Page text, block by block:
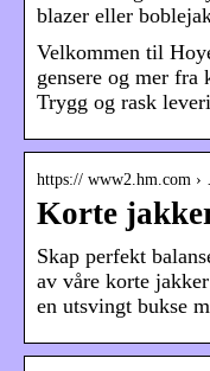
blazer eller
Velkommen til
gensere og mer fra
Trygg og rask
https:// www2.hm.com ›
Korte
Skap perfekt
av våre korte
en utsvingt bukse